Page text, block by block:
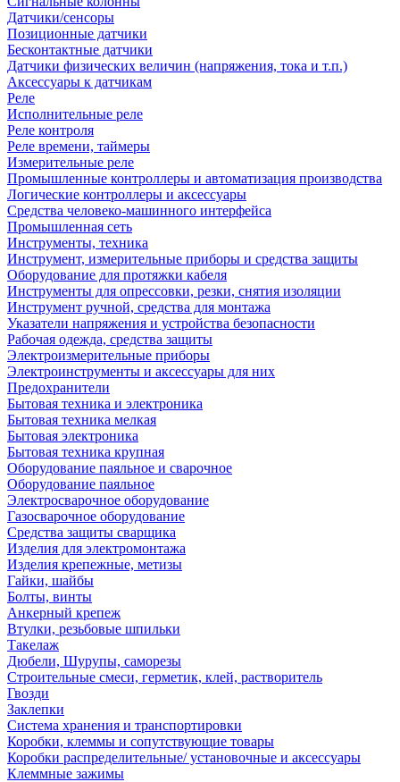
Датчики/сенсоры
Позиционные датчики
Бесконтактные датчики
Датчики физических величин (напряжения, тока и т.п.)
Аксессуары к датчикам
Реле
Исполнительные реле
Реле контроля
Реле времени, таймеры
Измерительные реле
Промышленные контроллеры и автоматизация производства
Логические контроллеры и аксессуары
Средства человеко-машинного интерфейса
Промышленная сеть
Инструменты, техника
Инструмент, измерительные приборы и средства защиты
Оборудование для протяжки кабеля
Инструменты для опрессовки, резки, снятия изоляции
Инструмент ручной, средства для монтажа
Указатели напряжения и устройства безопасности
Рабочая одежда, средства защиты
Электроизмерительные приборы
Электроинструменты и аксессуары для них
Предохранители
Бытовая техника и электроника
Бытовая техника мелкая
Бытовая электроника
Бытовая техника крупная
Оборудование паяльное и сварочное
Оборудование паяльное
Электросварочное оборудование
Газосварочное оборудование
Средства защиты сварщика
Изделия для электромонтажа
Изделия крепежные, метизы
Гайки, шайбы
Болты, винты
Анкерный крепеж
Втулки, резьбовые шпильки
Такелаж
Дюбели, Шурупы, саморезы
Строительные смеси, герметик, клей, растворитель
Гвозди
Заклепки
Система хранения и транспортировки
Коробки, клеммы и сопутствующие товары
Коробки распределительные/ установочные и аксессуары
Клеммные зажимы